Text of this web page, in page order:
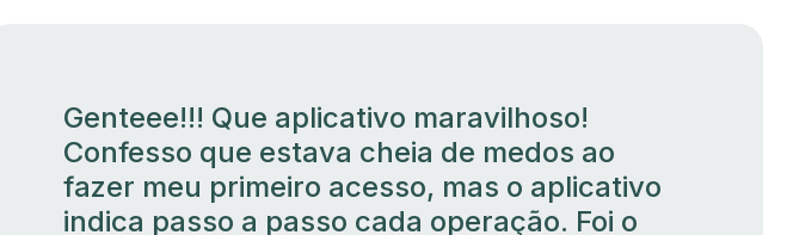
Genteee!!! Que aplicativo maravilhoso!
Confesso que estava cheia de medos ao
fazer meu primeiro acesso, mas o aplicativo
indica passo a passo cada operação. Foi o